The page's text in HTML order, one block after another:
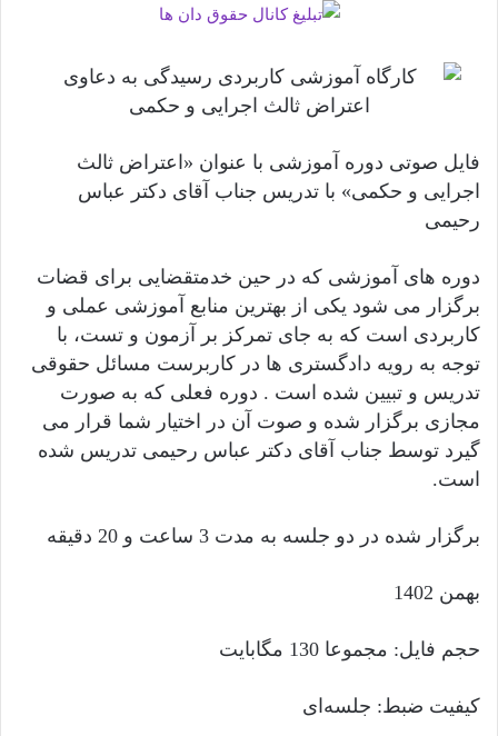
فایل صوتی دوره آموزشی با عنوان «اعتراض ثالث
اجرایی و حکمی» با تدریس جناب آقای دکتر عباس
رحیمی
دوره های آموزشی که در حین خدمتقضایی برای قضات
برگزار می شود یکی از بهترین منابع آموزشی عملی و
کاربردی است که به جای تمرکز بر آزمون و تست، با
توجه به رویه دادگستری ها در کاربرست مسائل حقوقی
تدریس و تبیین شده است . دوره فعلی که به صورت
مجازی برگزار شده و صوت آن در اختیار شما قرار می
گیرد توسط جناب آقای دکتر عباس رحیمی تدریس شده
است.
برگزار شده در دو جلسه به مدت 3 ساعت و 20 دقیقه
بهمن 1402
حجم فایل: مجموعا 130 مگابایت
کیفیت ضبط: جلسه‌ای